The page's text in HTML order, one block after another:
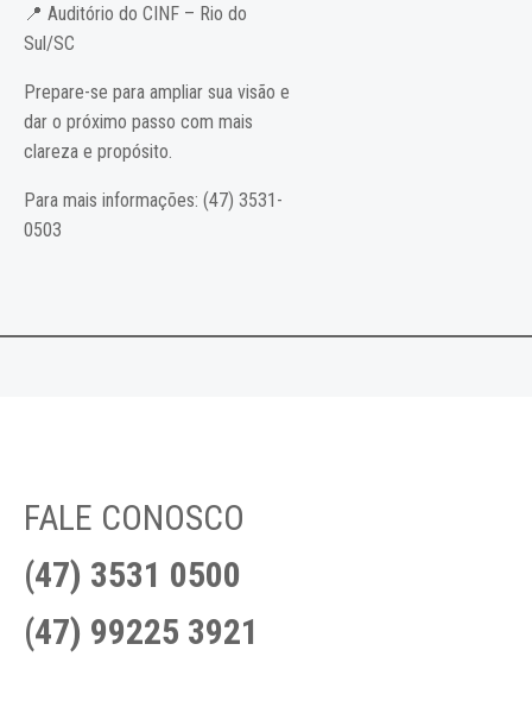
📍 Auditório do CINF – Rio do
Sul/SC
Prepare-se para ampliar sua visão e
dar o próximo passo com mais
clareza e propósito.
Para mais informações: (47) 3531-
0503
FALE CONOSCO
(47) 3531 0500
(47) 99225 3921